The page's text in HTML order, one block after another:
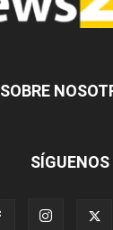
SOBRE
SÍGUENOS